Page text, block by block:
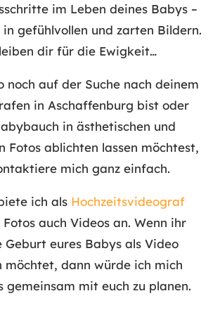
im Leben deines Babys –
gefühlvollen und zarten Bildern.
dir für die Ewigkeit…
noch auf der Suche nach deinem
in Aschaffenburg bist oder
in ästhetischen und
Fotos ablichten lassen möchtest,
mich ganz einfach.
ich als Hochzeitsvideograf
auch Videos an. Wenn ihr
Geburt eures Babys als Video
möchtet, dann würde ich mich
gemeinsam mit euch zu planen.